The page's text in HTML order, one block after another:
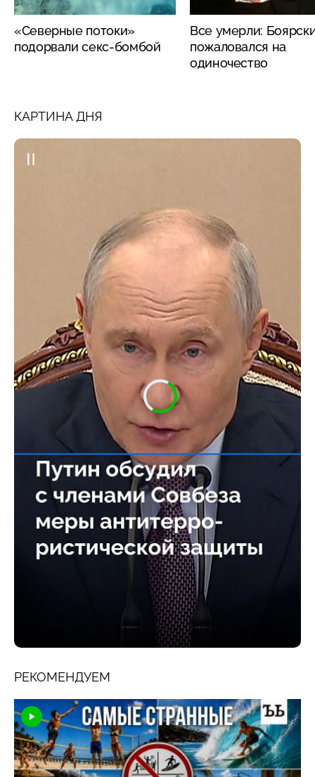
«Северные потоки»
подорвали секс-бомбой
Все умерли:
пожаловался на
одиночество
КАРТИНА ДНЯ
РЕКОМЕНДУЕМ